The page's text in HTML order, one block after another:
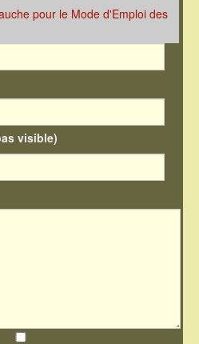
pour le Mode d'Emploi des
visible)